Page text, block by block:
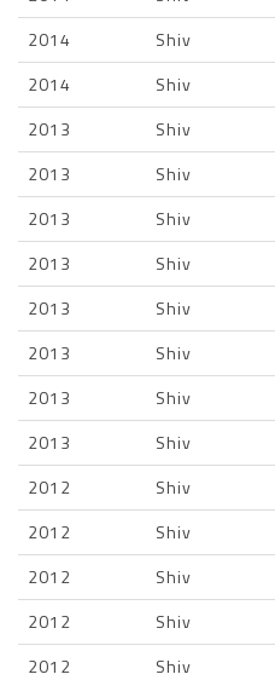
2014
Shiv
2014
Shiv
2013
Shiv
2013
Shiv
2013
Shiv
2013
Shiv
2013
Shiv
2013
Shiv
2013
Shiv
2013
Shiv
2012
Shiv
2012
Shiv
2012
Shiv
2012
Shiv
2012
Shiv